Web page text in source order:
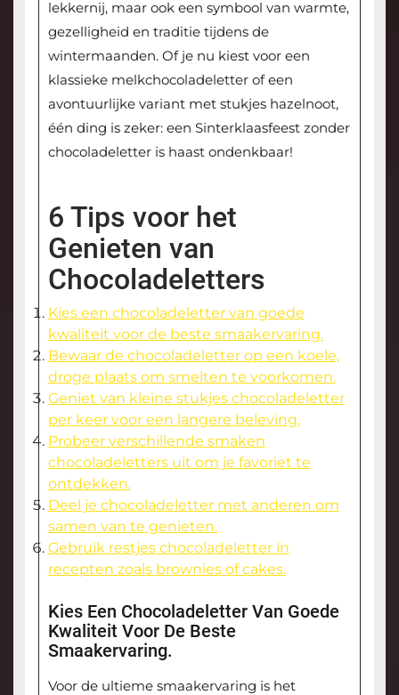
lekkernij, maar ook een symbool van warmte,
gezelligheid en traditie tijdens de
wintermaanden. Of je nu kiest voor een
klassieke melkchocoladeletter of een
avontuurlijke variant met stukjes hazelnoot,
één ding is zeker: een Sinterklaasfeest zonder
chocoladeletter is haast ondenkbaar!
6 Tips voor het
Genieten van
Chocoladeletters
Kies een chocoladeletter van goede
kwaliteit voor de beste smaakervaring.
Bewaar de chocoladeletter op een koele,
droge plaats om smelten te voorkomen.
Geniet van kleine stukjes chocoladeletter
per keer voor een langere beleving.
Probeer verschillende smaken
chocoladeletters uit om je favoriet te
ontdekken.
Deel je chocoladeletter met anderen om
samen van te genieten.
Gebruik restjes chocoladeletter in
recepten zoals brownies of cakes.
Kies Een Chocoladeletter Van Goede
Kwaliteit Voor De Beste
Smaakervaring.
Voor de ultieme smaakervaring is het